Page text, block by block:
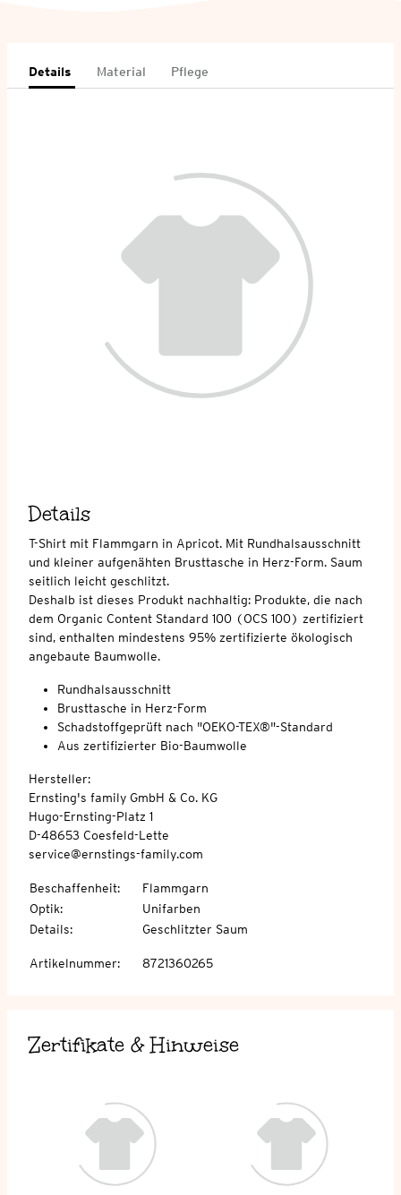
Details Material Pflege
Details
T-Shirt mit Flammgarn in Apricot. Mit Rundhalsausschnitt
und kleiner aufgenähten Brusttasche in Herz-Form. Saum
seitlich leicht geschlitzt.
Deshalb ist dieses Produkt nachhaltig: Produkte, die nach
dem Organic Content Standard 100 (OCS 100) zertifiziert
sind, enthalten mindestens 95% zertifizierte ökologisch
angebaute Baumwolle.
Rundhalsausschnitt
Brusttasche in Herz-Form
Schadstoffgeprüft nach "OEKO-TEX®"-Standard
Aus zertifizierter Bio-Baumwolle
Hersteller:
Ernsting's family GmbH & Co. KG
Hugo-Ernsting-Platz 1
D-48653 Coesfeld-Lette
service@ernstings-family.com
Beschaffenheit:
Flammgarn
Optik:
Unifarben
Details: Geschlitzter Saum
Artikelnummer: 8721360265
Zertifikate & Hinweise